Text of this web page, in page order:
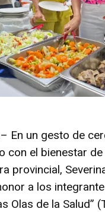
En un gesto de
con el bienestar
provincial,
a los
Olas de la Salud”